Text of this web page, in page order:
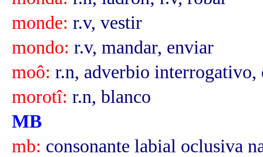
monde: r.v, vestir
mondo: r.v, mandar, enviar
moô: r.n, adverbio interrogativo,
morotî: r.n, blanco
MB
mb: consonante labial oclusiva